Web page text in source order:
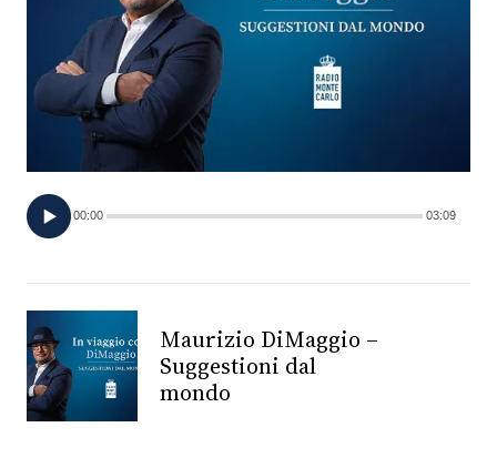
EVENTI
VIDEO
TV
PRINCIPATO
MONACO
RMC
CONSIGLIA
00:00 03:09
Maurizio DiMaggio –
Suggestioni dal
mondo